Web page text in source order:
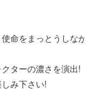
命をまっとうしな
ターの濃さを演出!
み下さい!